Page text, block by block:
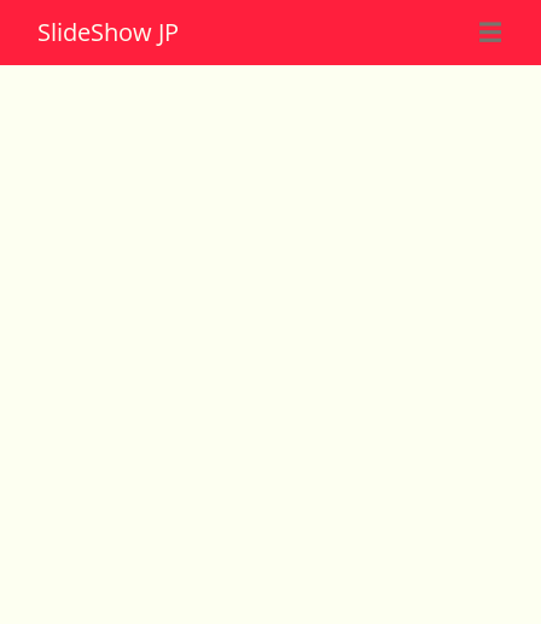
SlideShow JP ☰